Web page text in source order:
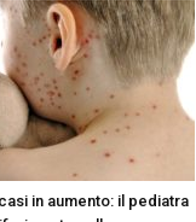
in aumento: il pediatra